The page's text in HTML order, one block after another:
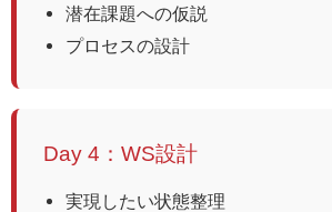
潜在課題への仮説
プロセスの設計
Day 4：WS設計
実現したい状態整理